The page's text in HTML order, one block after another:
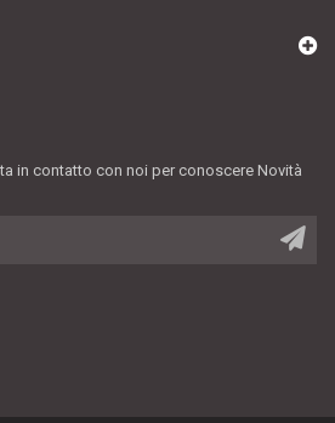
in contatto con noi per conoscere Novità